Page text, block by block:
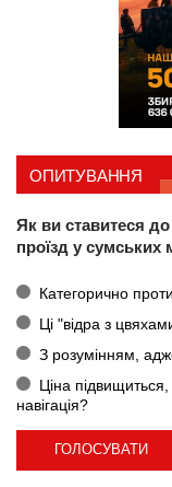
ОПИТУВАННЯ
Як ви ставитеся
проїзд у сумських
Категорично
Ці "відра з
З розумінням,
Ціна
навігація?